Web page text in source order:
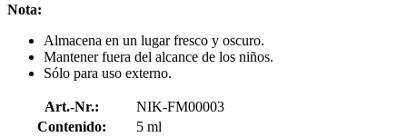
Nota:
Almacena en un lugar fresco y oscuro.
Mantener fuera del alcance de los niños.
Sólo para uso externo.
Art.-Nr.:
NIK-FM00003
Contenido:
5 ml